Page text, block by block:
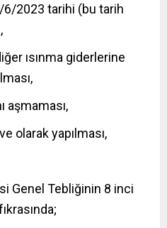
2023 tarihi (bu tarih
ısınma giderlerine
aşmaması,
olarak yapılması,
Genel Tebliğinin 8 inci